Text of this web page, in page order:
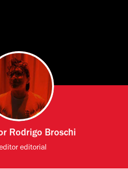
Rodrigo Broschi
editorial